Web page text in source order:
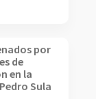
por
de
en la
Sula